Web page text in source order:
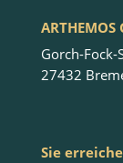
ARTHEMOS
Gorch-Fock-
27432
Sie